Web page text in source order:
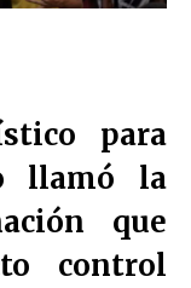
para
llamó la
que
control